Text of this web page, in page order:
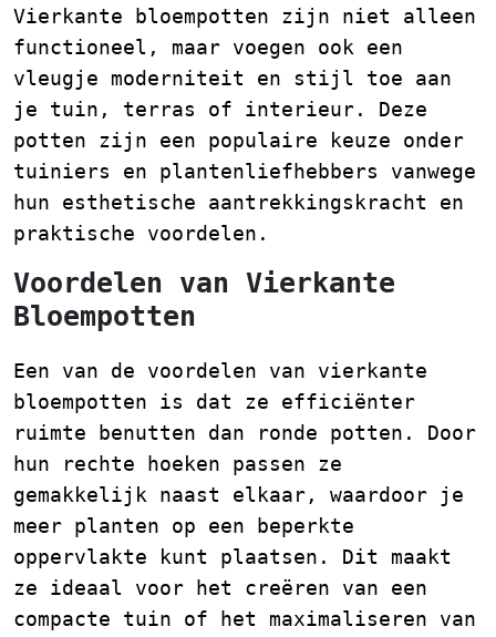
Vierkante bloempotten zijn niet alleen
functioneel, maar voegen ook een
vleugje moderniteit en stijl toe aan
je tuin, terras of interieur. Deze
potten zijn een populaire keuze onder
tuiniers en plantenliefhebbers vanwege
hun esthetische aantrekkingskracht en
praktische voordelen.
Voordelen van Vierkante
Bloempotten
Een van de voordelen van vierkante
bloempotten is dat ze efficiënter
ruimte benutten dan ronde potten. Door
hun rechte hoeken passen ze
gemakkelijk naast elkaar, waardoor je
meer planten op een beperkte
oppervlakte kunt plaatsen. Dit maakt
ze ideaal voor het creëren van een
compacte tuin of het maximaliseren van